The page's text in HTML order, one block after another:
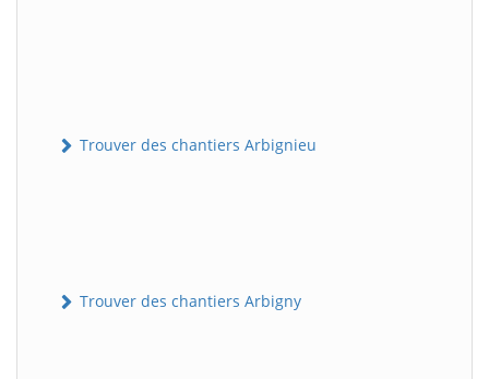
Trouver des chantiers Arbignieu
Trouver des chantiers Arbigny